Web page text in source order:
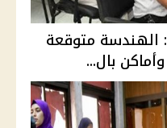
تنسيق علمي رياضة 2026: الهندسة متوقعة